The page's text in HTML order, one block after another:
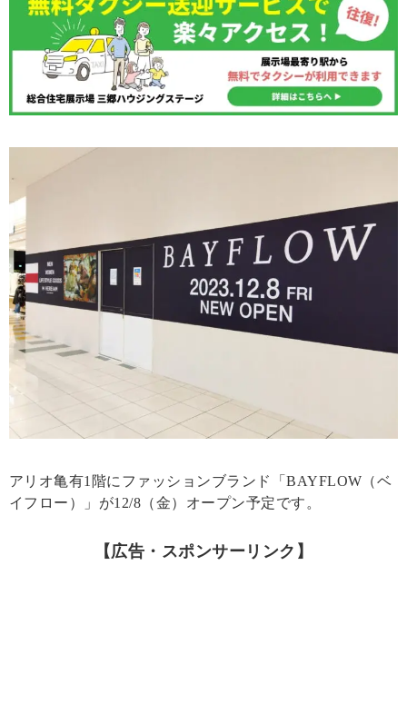
アリオ亀有1階にファッションブランド「BAYFLOW（ベ
イフロー）」が12/8（金）オープン予定です。
【広告・スポンサーリンク】